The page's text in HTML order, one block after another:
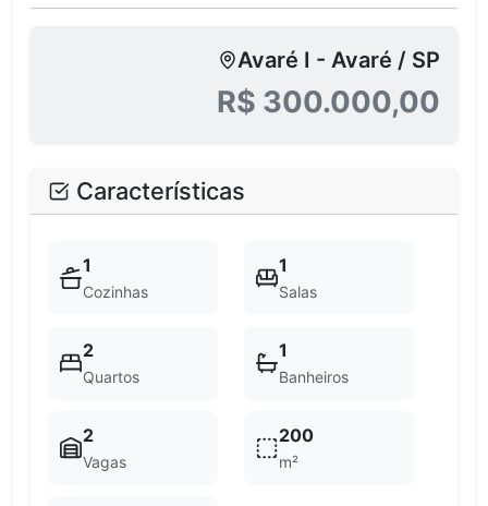
Avaré I - Avaré / SP
R$ 300.000,00
Características
1
Cozinhas
1
Salas
2
Quartos
1
Banheiros
2
Vagas
200
m²